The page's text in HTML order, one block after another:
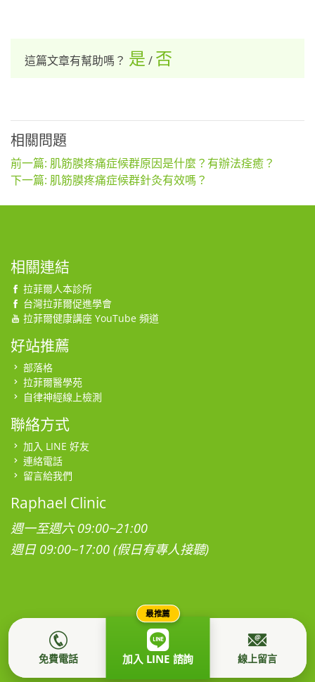
這篇文章有幫助嗎？ 是 / 否
相關問題
前一篇: 肌筋膜疼痛症候群原因是什麼？有辦法痊癒？
下一篇: 肌筋膜疼痛症候群針灸有效嗎？
相關連結
拉菲爾人本診所
台灣拉菲爾促進學會
拉菲爾健康講座 YouTube 頻道
好站推薦
部落格
拉菲爾醫學苑
自律神經線上檢測
聯絡方式
加入 LINE 好友
連絡電話
留言給我們
Raphael Clinic
週一至週六 09:00~21:00
週日 09:00~17:00 (假日有專人接聽)
本網站為社團法人台灣拉菲爾健康促進學會所有，所有影音、圖
片、肖像及著作權均屬本站所有，禁止任意轉載。隱私權政策
免費電話
最推薦
加入 LINE 諮詢 線上留言